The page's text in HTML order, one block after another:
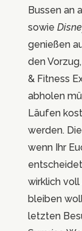
Bussen an
sowie
genießen
den
& Fitness
abholen
Läufen
werden.
wenn Ihr
wirklich
bleiben
letzten